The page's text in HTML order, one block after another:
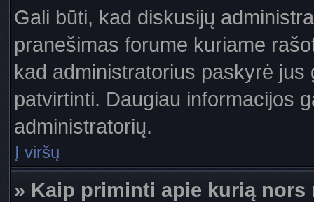
Gali būti, kad diskusijų
pranešimas forume kuriame
kad administratorius paskyrė
patvirtinti. Daugiau informacijos
administratorių.
Į viršų
» Kaip priminti apie kurią nors